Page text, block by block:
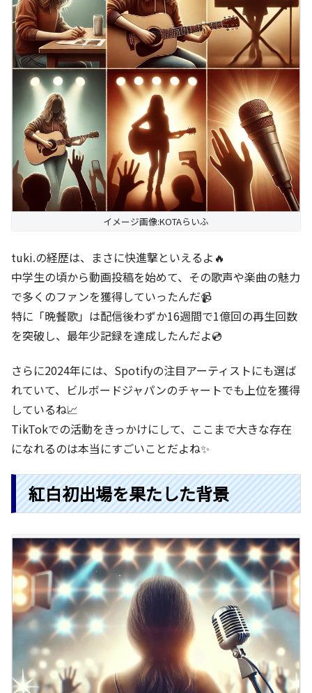
イメージ画像:KOTAらいふ
tuki.の経歴は、まさに快進撃といえるよ🔥
中学生の頃から動画投稿を始めて、その歌声や楽曲の魅力
で多くのファンを獲得していったんだ📹
特に「晩餐歌」は配信後わずか16週間で1億回の再生回数
を突破し、最年少記録を達成したんだよ💿
さらに2024年には、Spotifyの注目アーティストにも選ば
れていて、ビルボードジャパンのチャートでも上位を獲得
しているね📈
TikTokでの活動をきっかけにして、ここまで大きな存在
になれるのは本当にすごいことだよね✨
紅白初出場を果たした背景